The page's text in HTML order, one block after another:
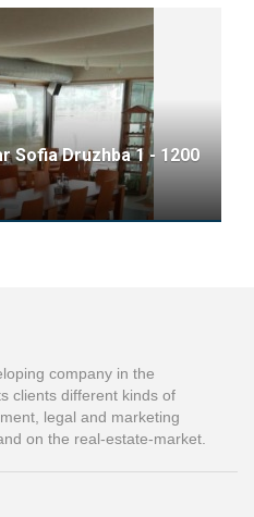
Sofia Druzhba 1 - 1200
company in the
clients different kinds of
legal and marketing
on the real-estate-market.